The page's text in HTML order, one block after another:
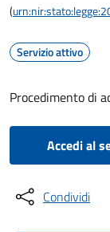
(
Servizio attivo
Procedimento di
Accedi al
Condividi